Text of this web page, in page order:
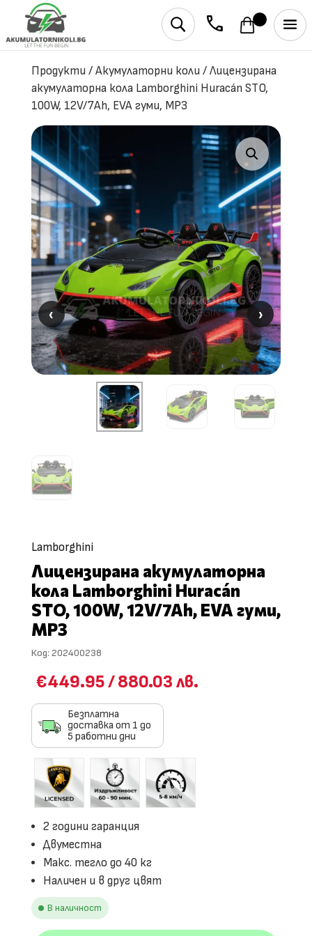
phone
U
Продукти/ Акумулаторни коли/ Лицензирана
акумулаторна кола Lamborghini Huracán STO,
100W, 12V/7Ah, EVA гуми, MP3
‹ ›
‹ ›
Lamborghini
Лицензирана акумулаторна
кола Lamborghini Huracán
STO, 100W, 12V/7Ah, EVA гуми,
MP3
Код: 202400238
€449.95/880.03 лв.
Безплатна
доставка от 1 до
5 работни дни
2 години гаранция
Двуместна
Макс. тегло до 40 кг
Наличен и в друг цвят
В наличност